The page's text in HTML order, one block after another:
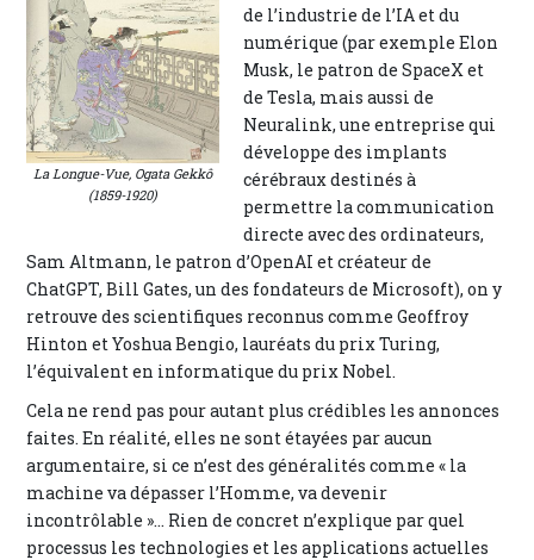
La Longue-Vue, Ogata Gekkô
(1859-1920)
de l’industrie de l’IA et du
numérique (par exemple Elon
Musk, le patron de SpaceX et
de Tesla, mais aussi de
Neuralink, une entreprise qui
développe des implants
cérébraux destinés à
permettre la communication
directe avec des ordinateurs,
Sam Altmann, le patron d’OpenAI et créateur de
ChatGPT, Bill Gates, un des fondateurs de Microsoft), on y
retrouve des scientifiques reconnus comme Geoffroy
Hinton et Yoshua Bengio, lauréats du prix Turing,
l’équivalent en informatique du prix Nobel.
Cela ne rend pas pour autant plus crédibles les annonces
faites. En réalité, elles ne sont étayées par aucun
argumentaire, si ce n’est des généralités comme « la
machine va dépasser l’Homme, va devenir
incontrôlable »… Rien de concret n’explique par quel
processus les technologies et les applications actuelles